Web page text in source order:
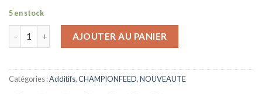
5 en stock
AJOUTER AU PANIER
Catégories :Additifs,CHAMPIONFEED,NOUVEAUTE